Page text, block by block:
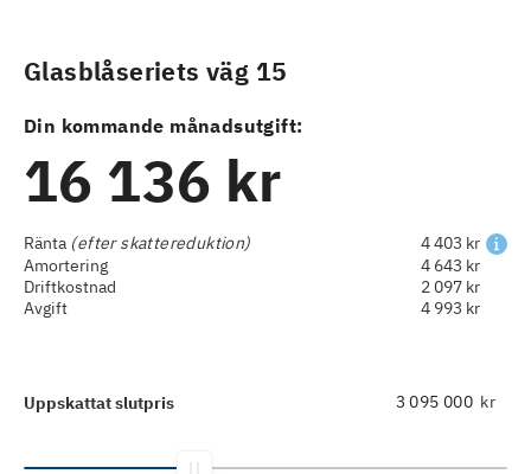
Glasblåseriets väg 15
Din kommande månadsutgift:
16 136 kr
Ränta (efter skattereduktion)
4 403 kr
Amortering
4 643 kr
Driftkostnad
2 097 kr
Avgift
4 993 kr
Uppskattat slutpris kr